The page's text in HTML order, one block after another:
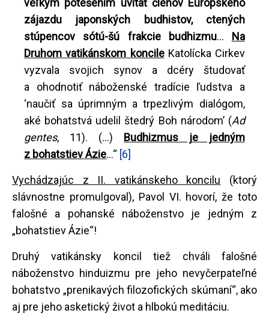
zájazdu japonských budhistov, ctených
stúpencov sótú-šú frakcie budhizmu... Na
Druhom vatikánskom koncileKatolícka Cirkev
vyzvala svojich synov a dcéry študovať
a ohodnotiť náboženské tradície ľudstva a
‘naučiť sa úprimným a trpezlivým dialógom,
aké bohatstvá udelil štedrý Boh národom’ (Ad
gentes, 11). (...) Budhizmus je jedným
z bohatstiev Ázie...“ [6]
Vychádzajúc z II. vatikánskeho koncilu (ktorý
slávnostne promulgoval), Pavol VI. hovorí, že toto
falošné a pohanské náboženstvo je jedným z
„bohatstiev Ázie“!
Druhý vatikánsky koncil tiež chváli falošné
náboženstvo hinduizmu pre jeho nevyčerpateľné
bohatstvo „prenikavých filozofických skúmaní“, ako
aj pre jeho asketický život a hlbokú meditáciu.